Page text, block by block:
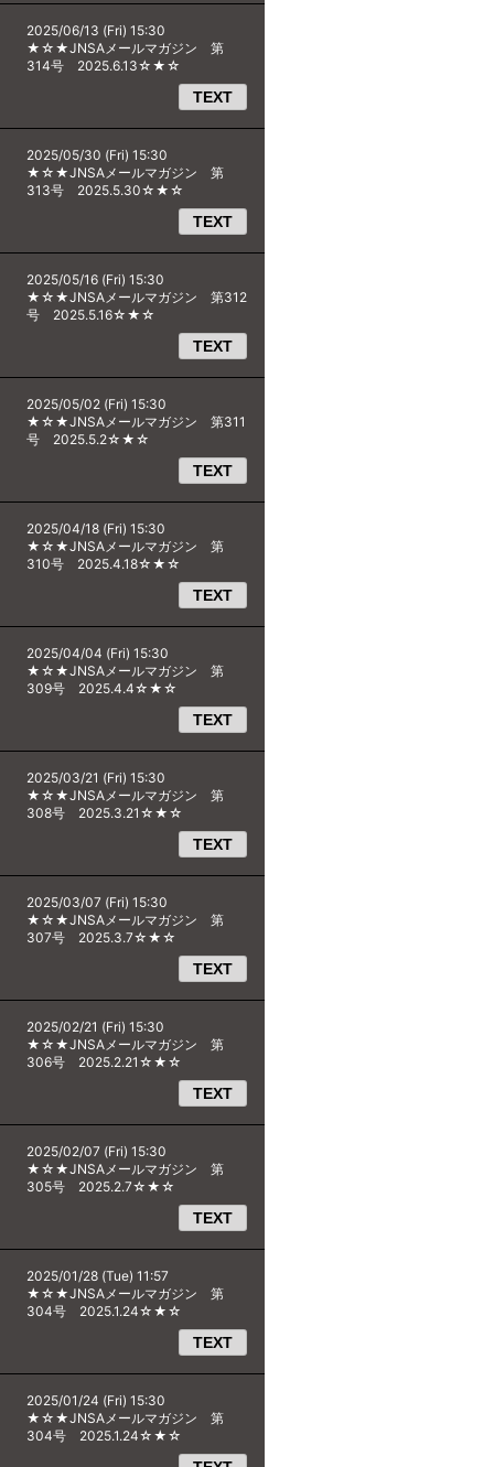
2025/06/13 (Fri) 15:30
★☆★JNSAメールマガジン 第
314号 2025.6.13☆★☆
TEXT
2025/05/30 (Fri) 15:30
★☆★JNSAメールマガジン 第
313号 2025.5.30☆★☆
TEXT
2025/05/16 (Fri) 15:30
★☆★JNSAメールマガジン 第312
号 2025.5.16☆★☆
TEXT
2025/05/02 (Fri) 15:30
★☆★JNSAメールマガジン 第311
号 2025.5.2☆★☆
TEXT
2025/04/18 (Fri) 15:30
★☆★JNSAメールマガジン 第
310号 2025.4.18☆★☆
TEXT
2025/04/04 (Fri) 15:30
★☆★JNSAメールマガジン 第
309号 2025.4.4☆★☆
TEXT
2025/03/21 (Fri) 15:30
★☆★JNSAメールマガジン 第
308号 2025.3.21☆★☆
TEXT
2025/03/07 (Fri) 15:30
★☆★JNSAメールマガジン 第
307号 2025.3.7☆★☆
TEXT
2025/02/21 (Fri) 15:30
★☆★JNSAメールマガジン 第
306号 2025.2.21☆★☆
TEXT
2025/02/07 (Fri) 15:30
★☆★JNSAメールマガジン 第
305号 2025.2.7☆★☆
TEXT
2025/01/28 (Tue) 11:57
★☆★JNSAメールマガジン 第
304号 2025.1.24☆★☆
TEXT
2025/01/24 (Fri) 15:30
★☆★JNSAメールマガジン 第
304号 2025.1.24☆★☆